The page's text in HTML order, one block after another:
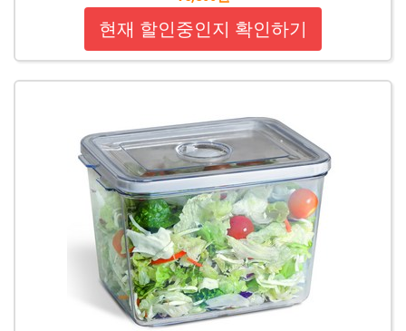
현재 할인중인지 확인하기